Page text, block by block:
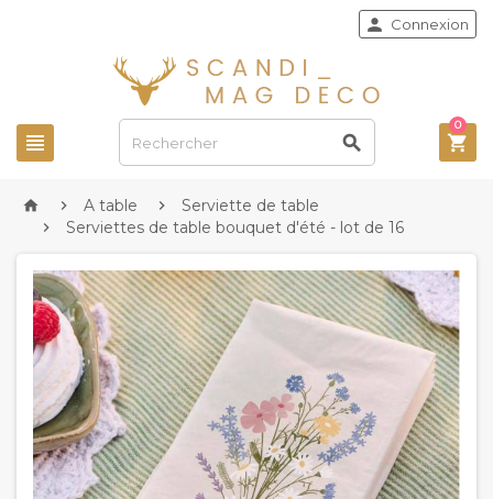
 
 Connexion

0
  A table  Serviette de table
 Serviettes de table bouquet d'été - lot de 16